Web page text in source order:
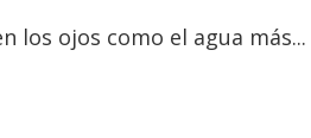
los ojos como el agua más...